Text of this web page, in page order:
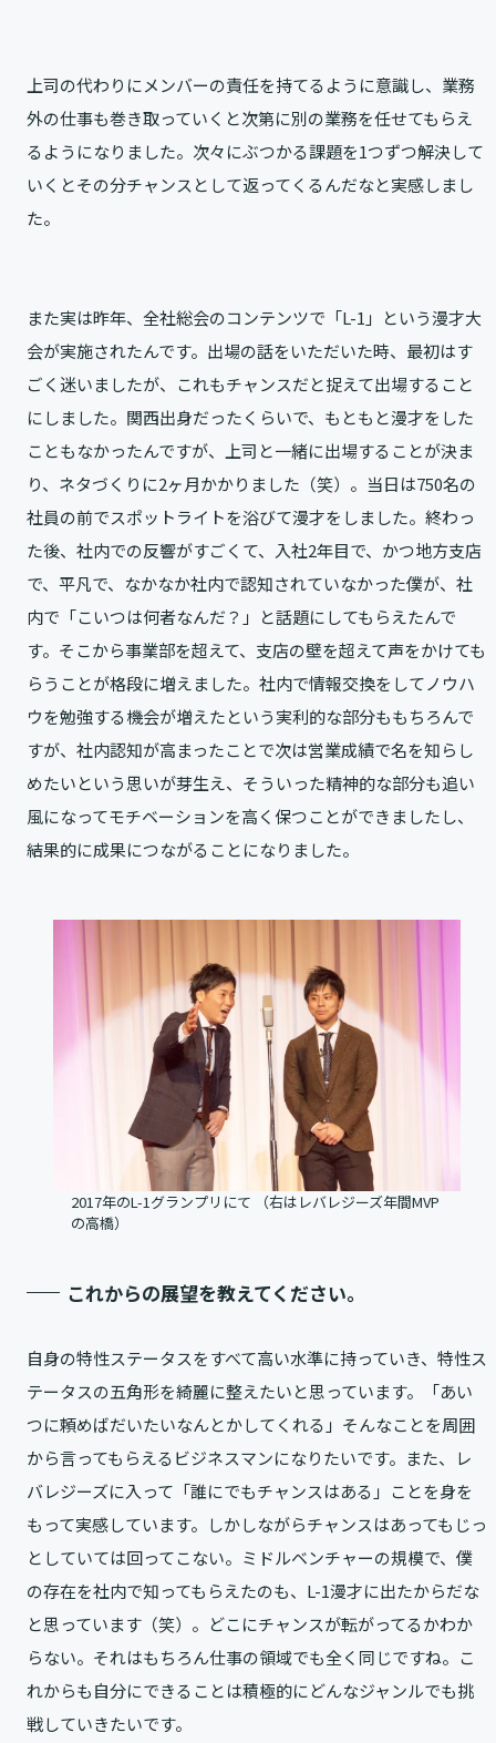
上司の代わりにメンバーの責任を持てるように意識し、業務
外の仕事も巻き取っていくと次第に別の業務を任せてもらえ
るようになりました。次々にぶつかる課題を1つずつ解決して
いくとその分チャンスとして返ってくるんだなと実感しまし
た。
また実は昨年、全社総会のコンテンツで「L-1」という漫才大
会が実施されたんです。出場の話をいただいた時、最初はす
ごく迷いましたが、これもチャンスだと捉えて出場すること
にしました。関西出身だったくらいで、もともと漫才をした
こともなかったんですが、上司と一緒に出場することが決ま
り、ネタづくりに2ヶ月かかりました（笑）。当日は750名の
社員の前でスポットライトを浴びて漫才をしました。終わっ
た後、社内での反響がすごくて、入社2年目で、かつ地方支店
で、平凡で、なかなか社内で認知されていなかった僕が、社
内で「こいつは何者なんだ？」と話題にしてもらえたんで
す。そこから事業部を超えて、支店の壁を超えて声をかけても
らうことが格段に増えました。社内で情報交換をしてノウハ
ウを勉強する機会が増えたという実利的な部分ももちろんで
すが、社内認知が高まったことで次は営業成績で名を知らし
めたいという思いが芽生え、そういった精神的な部分も追い
風になってモチベーションを高く保つことができましたし、
結果的に成果につながることになりました。
2017年のL-1グランプリにて （右はレバレジーズ年間MVP
の高橋）
これからの展望を教えてください。
自身の特性ステータスをすべて高い水準に持っていき、特性ス
テータスの五角形を綺麗に整えたいと思っています。「あい
つに頼めばだいたいなんとかしてくれる」そんなことを周囲
から言ってもらえるビジネスマンになりたいです。また、レ
バレジーズに入って「誰にでもチャンスはある」ことを身を
もって実感しています。しかしながらチャンスはあってもじっ
としていては回ってこない。ミドルベンチャーの規模で、僕
の存在を社内で知ってもらえたのも、L-1漫才に出たからだな
と思っています（笑）。どこにチャンスが転がってるかわか
らない。それはもちろん仕事の領域でも全く同じですね。こ
れからも自分にできることは積極的にどんなジャンルでも挑
戦していきたいです。